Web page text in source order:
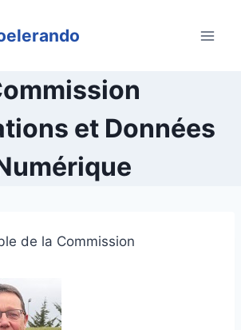
et Données
de la Commission